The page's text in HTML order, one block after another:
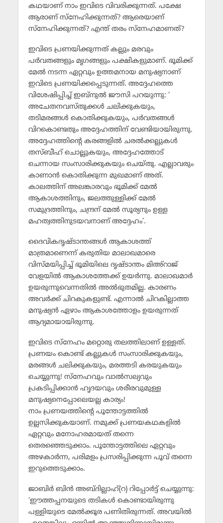
കഥയാണ് നാം ഇവിടെ വിവരിക്കുന്നത്. പക്ഷേ
ആരാണ് സ്‌നേഹിക്കുന്നത്? ആരെയാണ്
സ്‌നേഹിക്കുന്നത്? എന്ത് തരം സ്‌നേഹമാണത്?
ഇവിടെ പ്രണയിക്കുന്നത് കല്ലും മരവും
പര്‍വതങ്ങളും മൃഗങ്ങളും പക്ഷികളുമാണ്. ഭൂമിക്ക്
മേല്‍ നടന്ന ഏറ്റവും ഉത്തമനായ മനുഷ്യനാണ്
ഇവിടെ പ്രണയിക്കപ്പെടുന്നത്. അദ്ദേഹത്തെ
വിശേഷിപ്പിച്ച് ഇബ്‌നുല്‍ ജൗസി പറയുന്നു: ‘
അചേതനവസ്തുക്കള്‍ ചലിക്കുകയും,
തടിമരങ്ങള്‍ കൊതിക്കുകയും, പര്‍വതങ്ങള്‍
വിറകൊണ്ടതും അദ്ദേഹത്തിന് വേണ്ടിയായിരുന്നു.
അദ്ദേഹത്തിന്റെ കരങ്ങളില്‍ ചരല്‍ക്കല്ലുകള്‍
തസ്ബീഹ് ചൊല്ലുകയും, അദ്ദേഹത്തോട്
ചെന്നായ സംസാരിക്കുകയും ചെയ്തു. എല്ലാവരും
കാണാന്‍ കൊതിക്കുന്ന മുഖമാണ് അത്.
കാലത്തിന് അലങ്കാരവും ഭൂമിക്ക് മേല്‍
ആകാശത്തിനും, ജലത്തുള്ളിക്ക് മേല്‍
സമുദ്രത്തിനും, ചന്ദ്രന് മേല്‍ സൂര്യനും ഉള്ള
മഹത്വത്തിനുടയവനാണ് അദ്ദേഹം’.
ദൈവികദൃഷ്ടാന്തങ്ങള്‍ ആകാശത്ത്
മാത്രമാണെന്ന് കരുതിയ മാലാഖമാരെ
വിസ്മയിപ്പിച്ച് ഭൂമിയിലെ ദൃഷ്ടാന്തം മിഅ്‌റാജ്
വേളയില്‍ ആകാശത്തേക്ക് ഉയര്‍ന്നു. മാലാഖമാര്‍
ഉയരുന്നുവെന്നതില്‍ അല്‍ഭുതമില്ല. കാരണം
അവര്‍ക്ക് ചിറകുകളുണ്ട്. എന്നാല്‍ ചിറകില്ലാത്ത
മനുഷ്യന്‍ ഏഴാം ആകാശത്തോളം ഉയരുന്നത്
ആദ്യമായായിരുന്നു.
ഇവിടെ സ്‌നേഹം മറ്റൊരു തലത്തിലാണ് ഉള്ളത്.
പ്രണയം കൊണ്ട് കല്ലുകള്‍ സംസാരിക്കുകയും,
മരങ്ങള്‍ ചലിക്കുകയും, മരത്തടി കരയുകയും
ചെയ്യുന്നു! സ്‌നേഹവും വാല്‍സല്യവും
പ്രകടിപ്പിക്കാന്‍ ഹൃദയവും ശരീരവുമുള്ള
മനുഷ്യനെപ്പോലെയല്ല കാര്യം!
നാം പ്രണയത്തിന്റെ പൂന്തോട്ടത്തില്‍
ഉല്ലസിക്കുകയാണ്. നമുക്ക് പ്രണയകഥകളില്‍
ഏറ്റവും മനോഹരമായത് തന്നെ
തെരഞ്ഞെടുക്കാം. പൂന്തോട്ടത്തിലെ ഏറ്റവും
അഴകാര്‍ന്ന, പരിമളം പ്രസരിപ്പിക്കുന്ന പൂവ് തന്നെ
ഇറുത്തെടുക്കാം.
ജാബിര്‍ ബിന്‍ അബ്ദില്ലാഹ്(റ) റിപ്പോര്‍ട്ട് ചെയ്യുന്നു:
‘ഈത്തപ്പനയുടെ തടികള്‍ കൊണ്ടായിരുന്നു
പള്ളിയുടെ മേല്‍ക്കൂര പണിതിരുന്നത്. അവയില്‍